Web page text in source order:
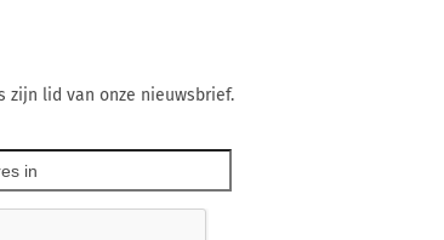
zijn lid van onze nieuwsbrief.